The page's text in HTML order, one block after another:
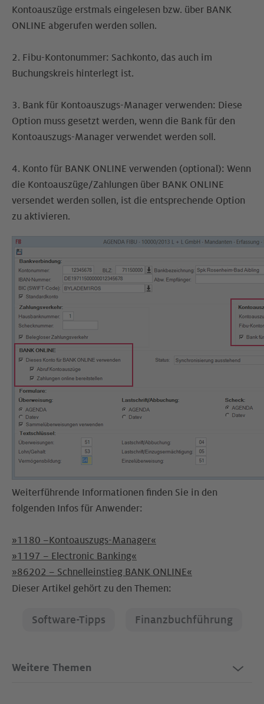
Kontoauszüge erstmals eingelesen bzw. über BANK
ONLINE abgerufen werden sollen.
2. Fibu-Kontonummer: Sachkonto, das auch im
Buchungskreis hinterlegt ist.
3. Bank für Kontoauszugs-Manager verwenden: Diese
Option muss gesetzt werden, wenn die Bank für den
Kontoauszugs-Manager verwendet werden soll.
4. Konto für BANK ONLINE verwenden (optional): Wenn
die Kontoauszüge/Zahlungen über BANK ONLINE
versendet werden sollen, ist die entsprechende Option
zu aktivieren.
Weiterführende Informationen finden Sie in den
folgenden Infos für Anwender:
»1180 –Kontoauszugs-Manager«
»1197 – Electronic Banking«
»86202 – Schnelleinstieg BANK ONLINE«
Dieser Artikel gehört zu den Themen:
Software-Tipps Finanzbuchführung
Weitere Themen